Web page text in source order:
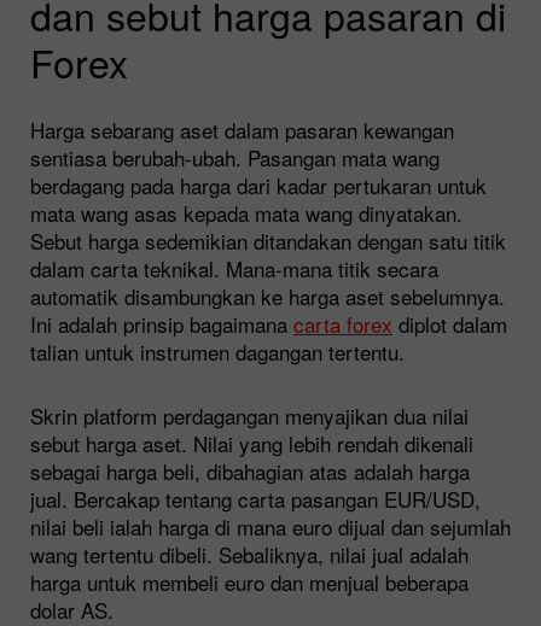
dan sebut harga pasaran di
Forex
Harga sebarang aset dalam pasaran kewangan
sentiasa berubah-ubah. Pasangan mata wang
berdagang pada harga dari kadar pertukaran untuk
mata wang asas kepada mata wang dinyatakan.
Sebut harga sedemikian ditandakan dengan satu titik
dalam carta teknikal. Mana-mana titik secara
automatik disambungkan ke harga aset sebelumnya.
Ini adalah prinsip bagaimana carta forex diplot dalam
talian untuk instrumen dagangan tertentu.
Skrin platform perdagangan menyajikan dua nilai
sebut harga aset. Nilai yang lebih rendah dikenali
sebagai harga beli, dibahagian atas adalah harga
jual. Bercakap tentang carta pasangan EUR/USD,
nilai beli ialah harga di mana euro dijual dan sejumlah
wang tertentu dibeli. Sebaliknya, nilai jual adalah
harga untuk membeli euro dan menjual beberapa
dolar AS.